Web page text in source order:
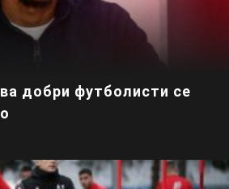
добри футболисти се